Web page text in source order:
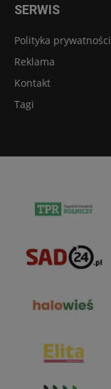
SERWIS
Polityka prywatności
Reklama
Kontakt
Tagi